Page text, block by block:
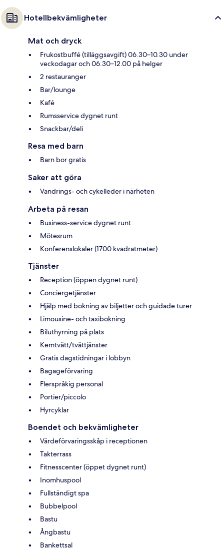
Hotellbekvämligheter
Mat och dryck
Frukostbuffé (tilläggsavgift) 06.30–10.30 under
veckodagar och 06.30–12.00 på helger
2 restauranger
Bar/lounge
Kafé
Rumsservice dygnet runt
Snackbar/deli
Resa med barn
Barn bor gratis
Saker att göra
Vandrings- och cykelleder i närheten
Arbeta på resan
Business-service dygnet runt
Mötesrum
Konferenslokaler (1700 kvadratmeter)
Tjänster
Reception (öppen dygnet runt)
Conciergetjänster
Hjälp med bokning av biljetter och guidade turer
Limousine- och taxibokning
Biluthyrning på plats
Kemtvätt/tvättjänster
Gratis dagstidningar i lobbyn
Bagageförvaring
Flerspråkig personal
Portier/piccolo
Hyrcyklar
Boendet och bekvämligheter
Värdeförvaringsskåp i receptionen
Takterrass
Fitnesscenter (öppet dygnet runt)
Inomhuspool
Fullständigt spa
Bubbelpool
Bastu
Ångbastu
Bankettsal